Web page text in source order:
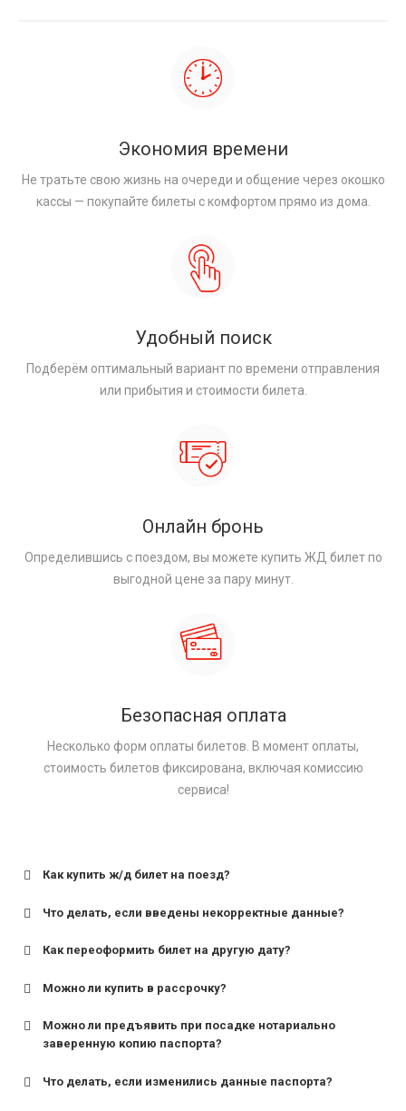
Экономия времени
Не тратьте свою жизнь на очереди и общение через окошко
кассы — покупайте билеты с комфортом прямо из дома.
Удобный поиск
Подберём оптимальный вариант по времени отправления
или прибытия и стоимости билета.
Онлайн бронь
Определившись с поездом, вы можете купить ЖД билет по
выгодной цене за пару минут.
Безопасная оплата
Несколько форм оплаты билетов. В момент оплаты,
стоимость билетов фиксирована, включая комиссию
сервиса!
Как купить ж/д билет на поезд?
Что делать, если введены некорректные данные?
Как переоформить билет на другую дату?
Можно ли купить в рассрочку?
Можно ли предъявить при посадке нотариально
заверенную копию паспорта?
Что делать, если изменились данные паспорта?